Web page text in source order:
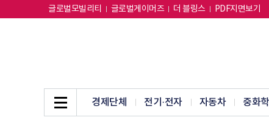
글로벌모빌리티 글로벌게이머즈 더 블링스 PDF지면보기
경제단체 전기·전자 자동차 중화학